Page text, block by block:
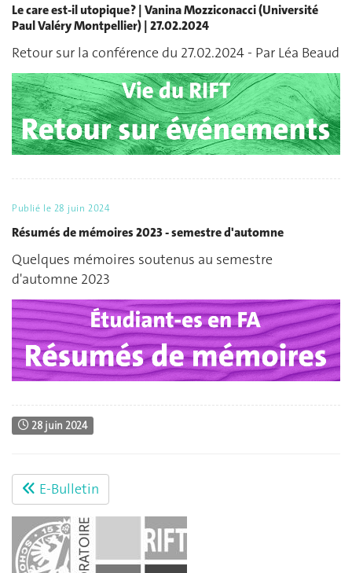
Le care est-il utopique ? | Vanina Mozziconacci (Université
Paul Valéry Montpellier) | 27.02.2024
Retour sur la conférence du 27.02.2024 - Par Léa Beaud
Publié le 28 juin 2024
Résumés de mémoires 2023 - semestre d'automne
Quelques mémoires soutenus au semestre
d'automne 2023
28 juin 2024
E-Bulletin